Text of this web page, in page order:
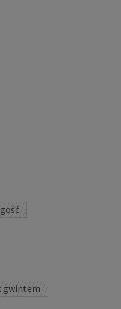
jest obecnie niedostępna.)
gwintem
opcja jest obecnie